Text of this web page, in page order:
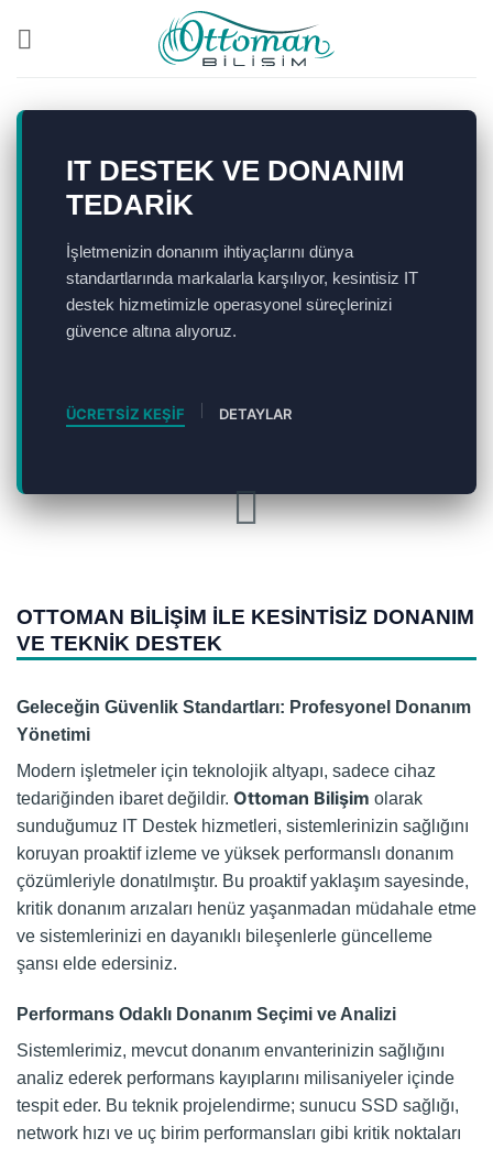
IT DESTEK VE DONANIM
TEDARIK
İşletmenizin donanım ihtiyaçlarını dünya
standartlarında markalarla karşılıyor, kesintisiz IT
destek hizmetimizle operasyonel süreçlerinizi
güvence altına alıyoruz.
ÜCRETSİZ KEŞİF DETAYLAR
OTTOMAN BILIŞIM ILE KESINTISIZ DONANIM
VE TEKNIK DESTEK
Geleceğin Güvenlik Standartları: Profesyonel Donanım
Yönetimi
Modern işletmeler için teknolojik altyapı, sadece cihaz
tedariğinden ibaret değildir. Ottoman Bilişim olarak
sunduğumuz IT Destek hizmetleri, sistemlerinizin sağlığını
koruyan proaktif izleme ve yüksek performanslı donanım
çözümleriyle donatılmıştır. Bu proaktif yaklaşım sayesinde,
kritik donanım arızaları henüz yaşanmadan müdahale etme
ve sistemlerinizi en dayanıklı bileşenlerle güncelleme
şansı elde edersiniz.
Performans Odaklı Donanım Seçimi ve Analizi
Sistemlerimiz, mevcut donanım envanterinizin sağlığını
analiz ederek performans kayıplarını milisaniyeler içinde
tespit eder. Bu teknik projelendirme; sunucu SSD sağlığı,
network hızı ve uç birim performansları gibi kritik noktaları